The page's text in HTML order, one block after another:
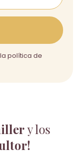
y los
política de